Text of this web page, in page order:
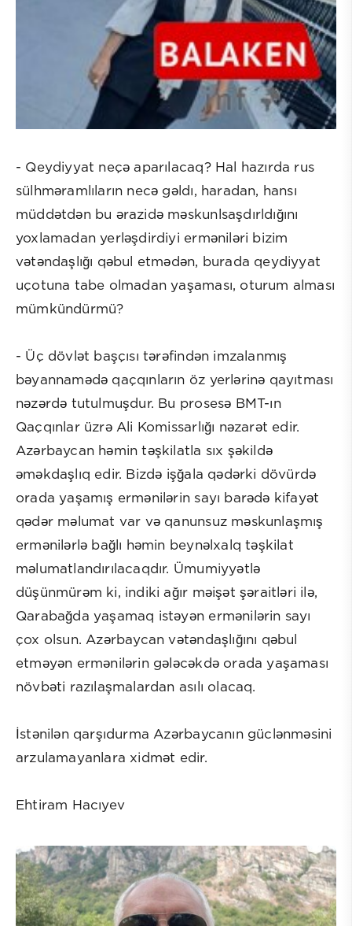
- Qeydiyyat neçə aparılacaq? Hal hazırda rus
sülhməramlıların necə gəldı, haradan, hansı
müddətdən bu ərazidə məskunlsaşdırldığını
yoxlamadan yerləşdirdiyi erməniləri bizim
vətəndaşlığı qəbul etmədən, burada qeydiyyat
uçotuna tabe olmadan yaşaması, oturum alması
mümkündürmü?
- Üç dövlət başçısı tərəfindən imzalanmış
bəyannamədə qaçqınların öz yerlərinə qayıtması
nəzərdə tutulmuşdur. Bu prosesə BMT-ın
Qaçqınlar üzrə Ali Komissarlığı nəzarət edir.
Azərbaycan həmin təşkilatla sıx şəkildə
əməkdaşlıq edir. Bizdə işğala qədərki dövürdə
orada yaşamış ermənilərin sayı barədə kifayət
qədər məlumat var və qanunsuz məskunlaşmış
ermənilərlə bağlı həmin beynəlxalq təşkilat
məlumatlandırılacaqdır. Ümumiyyətlə
düşünmürəm ki, indiki ağır məişət şəraitləri ilə,
Qarabağda yaşamaq istəyən ermənilərin sayı
çox olsun. Azərbaycan vətəndaşlığını qəbul
etməyən ermənilərin gələcəkdə orada yaşaması
növbəti razılaşmalardan asılı olacaq.
İstənilən qarşıdurma Azərbaycanın güclənməsini
arzulamayanlara xidmət edir.
Ehtiram Hacıyev